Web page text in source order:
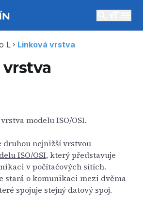
L chevron_right Linková vrstva
modelu ISO/OSI.
druhou nejnižší vrstvou
ISO/OSI, který představuje
v počítačových sítích.
stará o komunikaci mezi dvěma
spojuje stejný datový spoj.